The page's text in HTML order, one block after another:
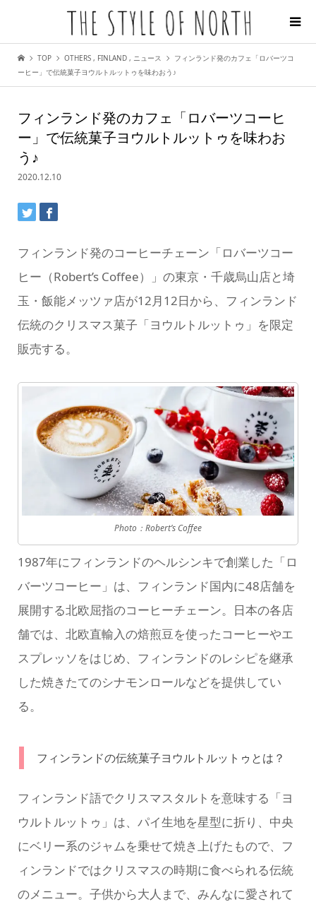
TOP OTHERS , FINLAND , ニュース
フィンランド発のカフェ「ロバーツコ
ーヒー」で伝統菓子ヨウルトルットゥを味わおう♪
フィンランド発のカフェ「ロバーツコーヒ
ー」で伝統菓子ヨウルトルットゥを味わお
う♪
2020.12.10
フィンランド発のコーヒーチェーン「ロバーツコー
ヒー（Robert’s Coffee）」の東京・千歳烏山店と埼
玉・飯能メッツァ店が12月12日から、フィンランド
伝統のクリスマス菓子「ヨウルトルットゥ」を限定
販売する。
Photo：Robert’s Coffee
1987年にフィンランドのヘルシンキで創業した「ロ
バーツコーヒー」は、フィンランド国内に48店舗を
展開する北欧屈指のコーヒーチェーン。日本の各店
舗では、北欧直輸入の焙煎豆を使ったコーヒーやエ
スプレッソをはじめ、フィンランドのレシピを継承
した焼きたてのシナモンロールなどを提供してい
る。
フィンランドの伝統菓子ヨウルトルットゥとは？
フィンランド語でクリスマスタルトを意味する「ヨ
ウルトルットゥ」は、パイ生地を星型に折り、中央
にベリー系のジャムを乗せて焼き上げたもので、フ
ィンランドではクリスマスの時期に食べられる伝統
のメニュー。子供から大人まで、みんなに愛されて